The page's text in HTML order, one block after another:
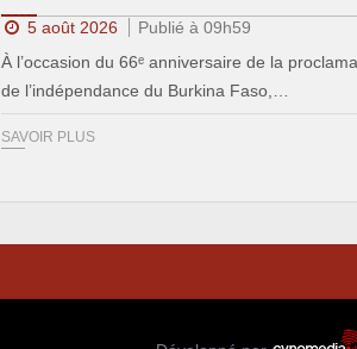
5 août 2026
Publié à 09h59
À l’occasion du 66ᵉ anniversaire de la
de l’indépendance du Burkina Faso,…
SAVOIR PLUS